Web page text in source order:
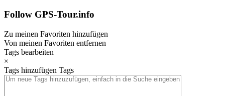
Follow GPS-Tour.info
Zu meinen Favoriten hinzufügen
Von meinen Favoriten entfernen
Tags bearbeiten
×
Tags hinzufügen Tags